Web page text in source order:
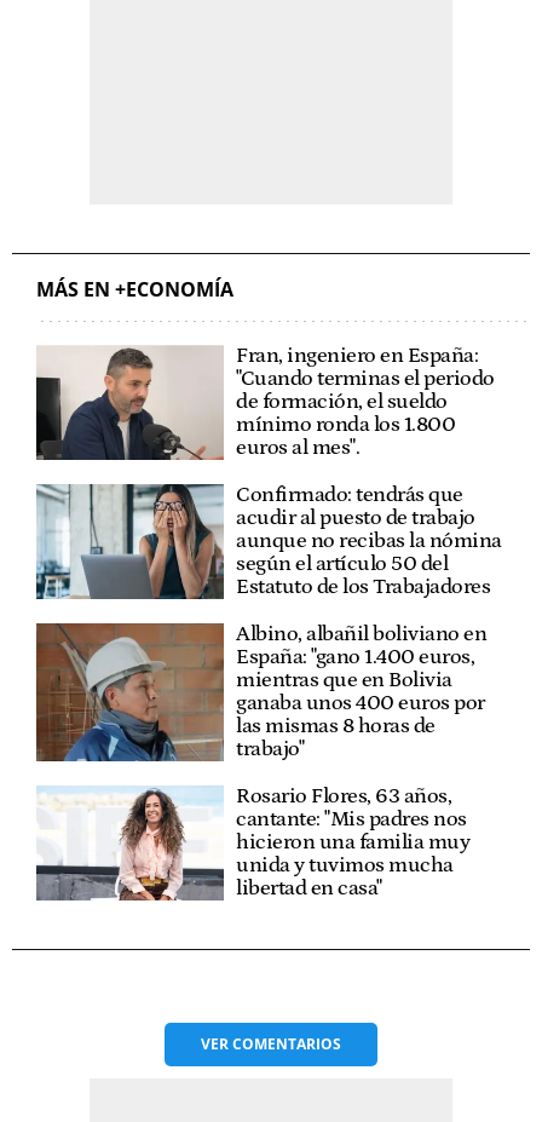
MÁS EN +ECONOMÍA
Fran, ingeniero en España:
"Cuando terminas el periodo
de formación, el sueldo
mínimo ronda los 1.800
euros al mes".
Confirmado: tendrás que
acudir al puesto de trabajo
aunque no recibas la nómina
según el artículo 50 del
Estatuto de los Trabajadores
Albino, albañil boliviano en
España: "gano 1.400 euros,
mientras que en Bolivia
ganaba unos 400 euros por
las mismas 8 horas de
trabajo"
Rosario Flores, 63 años,
cantante: "Mis padres nos
hicieron una familia muy
unida y tuvimos mucha
libertad en casa"
VERCOMENTARIOS